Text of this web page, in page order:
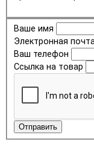
Ваше имя
Электронная
Ваш телефон
Ссылка на товар
Отправить